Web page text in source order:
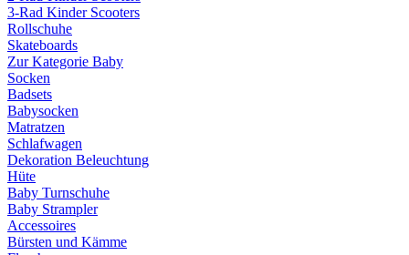
3-Rad Kinder Scooters
Rollschuhe
Skateboards
Zur Kategorie Baby
Socken
Badsets
Babysocken
Matratzen
Schlafwagen
Dekoration Beleuchtung
Hüte
Baby Turnschuhe
Baby Strampler
Accessoires
Bürsten und Kämme